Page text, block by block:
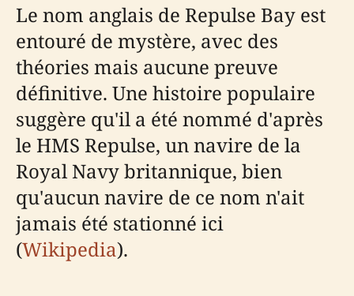
Le nom anglais de Repulse Bay est
entouré de mystère, avec des
théories mais aucune preuve
définitive. Une histoire populaire
suggère qu'il a été nommé d'après
le HMS Repulse, un navire de la
Royal Navy britannique, bien
qu'aucun navire de ce nom n'ait
jamais été stationné ici
(Wikipedia).